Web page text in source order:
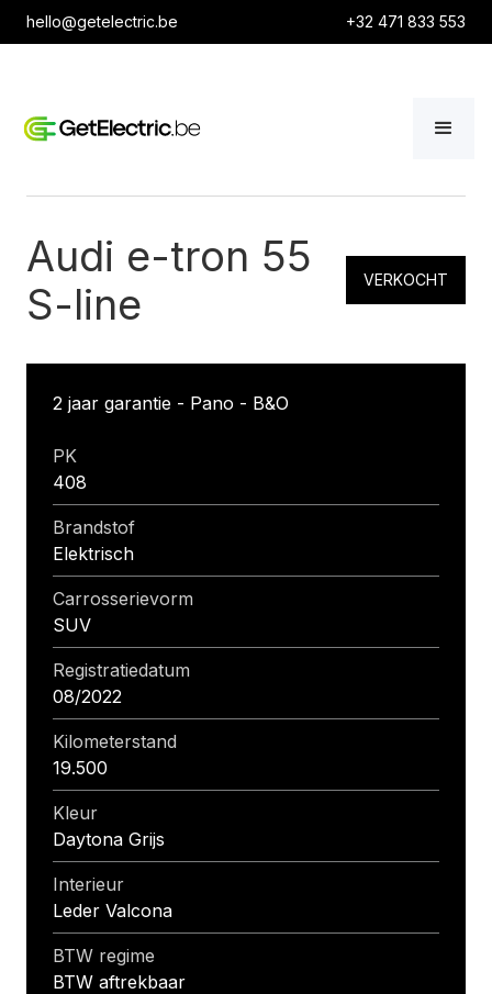
hello@getelectric.be +32 471 833 553
Audi e-tron 55
S-line
VERKOCHT
2 jaar garantie - Pano - B&O
PK
408
Brandstof
Elektrisch
Carrosserievorm
SUV
Registratiedatum
08/2022
Kilometerstand
19.500
Kleur
Daytona Grijs
Interieur
Leder Valcona
BTW regime
BTW aftrekbaar